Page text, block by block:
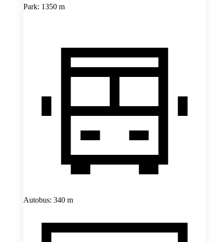
Park: 1350 m
Autobus: 340 m